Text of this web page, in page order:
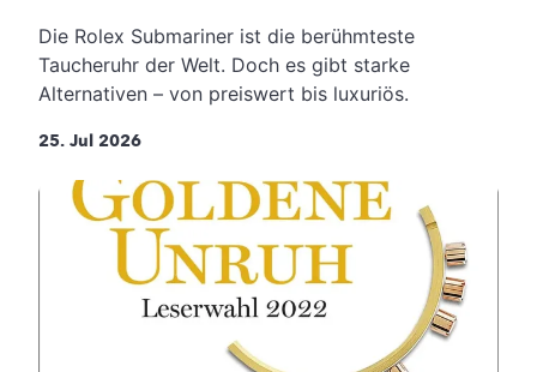
Die Rolex Submariner ist die berühmteste
Taucheruhr der Welt. Doch es gibt starke
Alternativen – von preiswert bis luxuriös.
25. Jul 2026